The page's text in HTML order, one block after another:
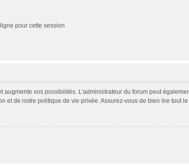
pour cette session
vos possibilités. L’administrateur du forum peut
et de notre politique de vie privée. Assurez-vous de bien lire tout